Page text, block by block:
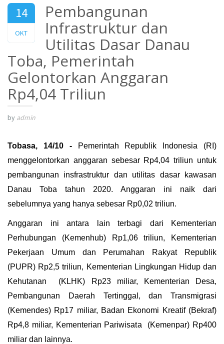
14
OKT
2019
Pembangunan
Infrastruktur dan
Utilitas Dasar Danau
Toba, Pemerintah
Gelontorkan Anggaran
Rp4,04 Triliun
by admin
Tobasa, 14/10 -
Pemerintah Republik Indonesia (RI)
menggelontorkan anggaran sebesar Rp4,04 triliun untuk
pembangunan insfrastruktur dan utilitas dasar kawasan
Danau Toba tahun 2020. Anggaran ini naik dari
sebelumnya yang hanya sebesar Rp0,02 triliun.
Anggaran ini antara lain terbagi dari Kementerian
Perhubungan (Kemenhub) Rp1,06 triliun, Kementerian
Pekerjaan Umum dan Perumahan Rakyat Republik
(PUPR) Rp2,5 triliun, Kementerian Lingkungan Hidup dan
Kehutanan (KLHK) Rp23 miliar, Kementerian Desa,
Pembangunan Daerah Tertinggal, dan Transmigrasi
(Kemendes) Rp17 miliar, Badan Ekonomi Kreatif (Bekraf)
Rp4,8 miliar, Kementerian Pariwisata (Kemenpar) Rp400
miliar dan lainnya.